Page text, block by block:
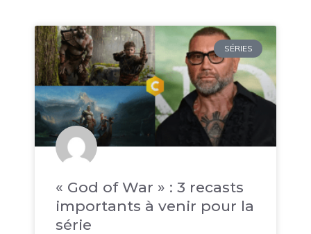
SÉRIES
« God of War » : 3 recasts
importants à venir pour la
série